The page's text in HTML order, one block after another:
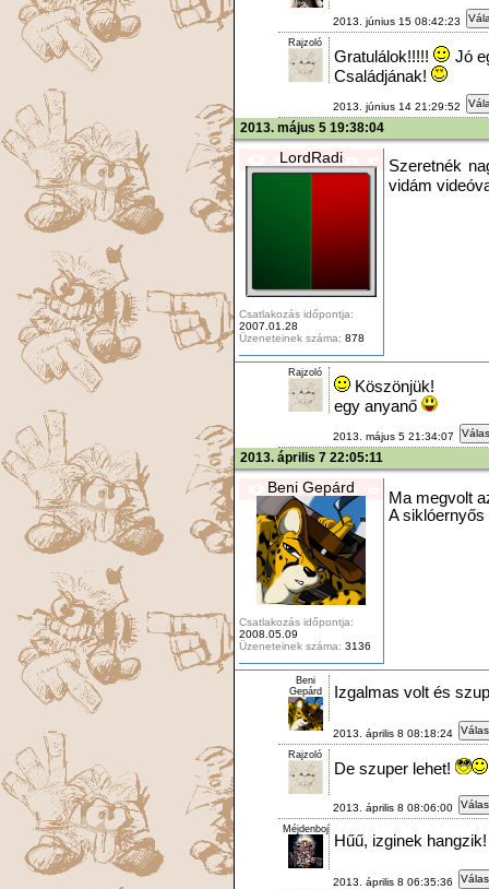
2013. június 15 08:42:23
Rajzoló
Gratulálok!!!!!
Jó
Családjának!
2013. június 14 21:29:52
2013. május 5 19:38:04
LordRadi
Csatlakozás időpontja:
2007.01.28
Üzeneteinek száma: 878
Szeretnék
vidám
Rajzoló
Köszönjük!
egy anyanő
2013. május 5 21:34:07
2013. április 7 22:05:11
Beni Gepárd
Csatlakozás időpontja:
2008.05.09
Üzeneteinek száma: 3136
Ma megvolt
A siklóernyős
Beni
Gepárd
Izgalmas volt és
2013. április 8 08:18:24
Rajzoló
De szuper lehet!
2013. április 8 08:06:00
Méjdenboj
Hűű, izginek
2013. április 8 06:35:36